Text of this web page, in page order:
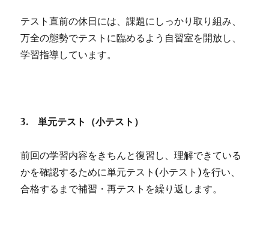
テスト直前の休日には、課題にしっかり取り組み、
万全の態勢でテストに臨めるよう自習室を開放し、
学習指導しています。
3. 単元テスト（小テスト）
前回の学習内容をきちんと復習し、理解できている
かを確認するために単元テスト(小テスト)を行い、
合格するまで補習・再テストを繰り返します。